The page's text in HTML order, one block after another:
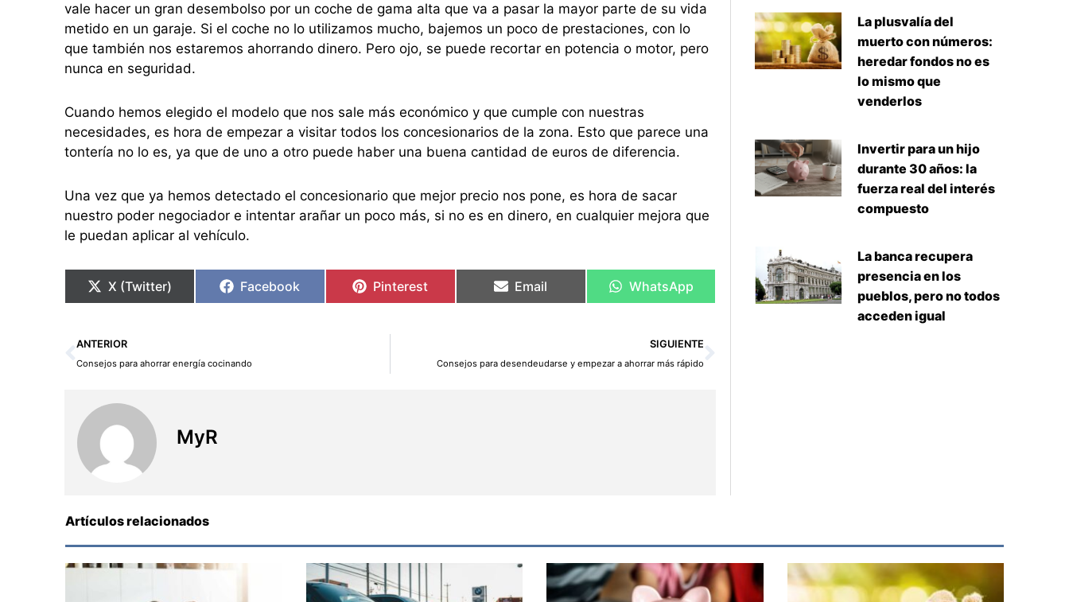
vale hacer un gran desembolso por un coche de gama alta que va a pasar la mayor parte de su vida
metido en un garaje. Si el coche no lo utilizamos mucho, bajemos un poco de prestaciones, con lo
que también nos estaremos ahorrando dinero. Pero ojo, se puede recortar en potencia o motor, pero
nunca en seguridad.
Cuando hemos elegido el modelo que nos sale más económico y que cumple con nuestras
necesidades, es hora de empezar a visitar todos los concesionarios de la zona. Esto que parece una
tontería no lo es, ya que de uno a otro puede haber una buena cantidad de euros de diferencia.
Una vez que ya hemos detectado el concesionario que mejor precio nos pone, es hora de sacar
nuestro poder negociador e intentar arañar un poco más, si no es en dinero, en cualquier mejora que
le puedan aplicar al vehículo.
X (Twitter) Facebook Pinterest Email WhatsApp
Ant
ANTERIOR
Consejos para ahorrar energía cocinando
SIGUIENTE
Consejos para desendeudarse y empezar a ahorrar más rápido
MyR
La plusvalía del
muerto con números:
heredar fondos no es
lo mismo que
venderlos
Invertir para un hijo
durante 30 años: la
fuerza real del interés
compuesto
La banca recupera
presencia en los
pueblos, pero no todos
acceden igual
Artículos relacionados